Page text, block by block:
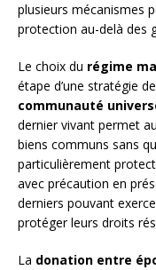
plusieurs mécanismes
protection au-delà des
Le choix du régime
étape d’une stratégie
communauté
dernier vivant permet
biens communs sans
particulièrement
avec précaution en
derniers pouvant
protéger leurs droits
La donation entre